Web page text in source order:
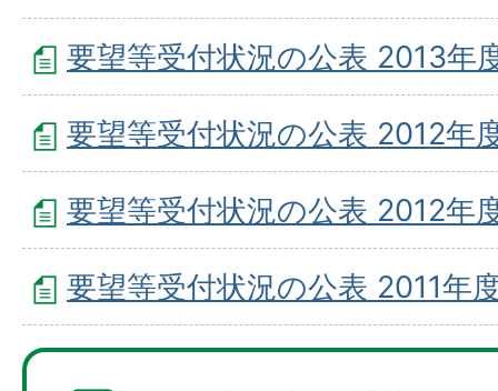
要望等受付状況の公表 2013年
要望等受付状況の公表 2012年
要望等受付状況の公表 2012年
要望等受付状況の公表 2011年